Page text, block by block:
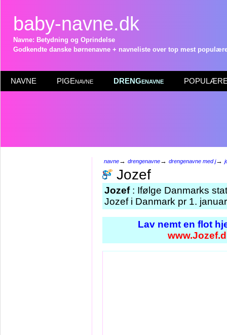
baby-navne.dk
Navne: Betydning og Oprindelse
Godkendte danske børnenavne + navneliste over top mest
NAVNE PIGEnavne DRENGenavne POPULÆRE
navne→ drengenavne→ drengenavne med j→
Jozef
Jozef: Ifølge Danmarks
Jozef i Danmark pr 1.
Lav nemt en flot